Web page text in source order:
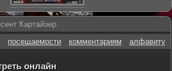
Картайзер
посещаемости комментариям алфавиту
онлайн